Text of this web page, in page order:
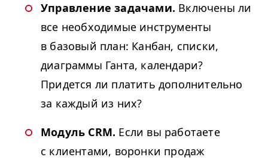
Управление задачами. Включены ли
все необходимые инструменты
в базовый план: Канбан, списки,
диаграммы Ганта, календари?
Придется ли платить дополнительно
за каждый из них?
Модуль CRM. Если вы работаете
с клиентами, воронки продаж